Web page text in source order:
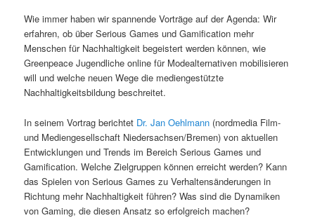
Wie immer haben wir spannende Vorträge auf der Agenda: Wir
erfahren, ob über Serious Games und Gamification mehr
Menschen für Nachhaltigkeit begeistert werden können, wie
Greenpeace Jugendliche online für Modealternativen mobilisieren
will und welche neuen Wege die mediengestützte
Nachhaltigkeitsbildung beschreitet.
In seinem Vortrag berichtet Dr. Jan Oehlmann (nordmedia Film-
und Mediengesellschaft Niedersachsen/Bremen) von aktuellen
Entwicklungen und Trends im Bereich Serious Games und
Gamification. Welche Zielgruppen können erreicht werden? Kann
das Spielen von Serious Games zu Verhaltensänderungen in
Richtung mehr Nachhaltigkeit führen? Was sind die Dynamiken
von Gaming, die diesen Ansatz so erfolgreich machen?